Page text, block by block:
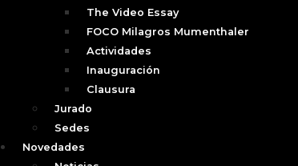
The Video Essay
FOCO Milagros Mumenthaler
Actividades
Inauguración
Clausura
Jurado
Sedes
Novedades